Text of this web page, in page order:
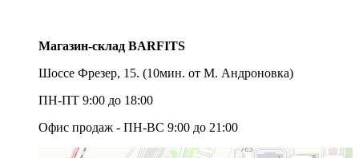
Магазин-склад BARFITS
Шоссе Фрезер, 15. (10мин. от М. Андроновка)
ПН-ПТ 9:00 до 18:00
Офис продаж - ПН-ВС 9:00 до 21:00